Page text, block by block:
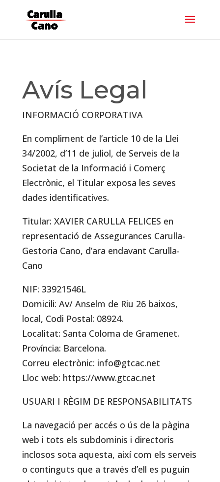
Avís Legal
INFORMACIÓ CORPORATIVA
En compliment de l’article 10 de la Llei
34/2002, d’11 de juliol, de Serveis de la
Societat de la Informació i Comerç
Electrònic, el Titular exposa les seves
dades identificatives.
Titular: XAVIER CARULLA FELICES en
representació de Assegurances Carulla-
Gestoria Cano, d’ara endavant Carulla-
Cano
NIF: 33921546L
Domicili: Av/ Anselm de Riu 26 baixos,
local, Codi Postal: 08924.
Localitat: Santa Coloma de Gramenet.
Província: Barcelona.
Correu electrònic: info@gtcac.net
Lloc web: https://www.gtcac.net
USUARI I RÈGIM DE RESPONSABILITATS
La navegació per accés o ús de la pàgina
web i tots els subdominis i directoris
inclosos sota aquesta, així com els serveis
o continguts que a través d’ell es puguin